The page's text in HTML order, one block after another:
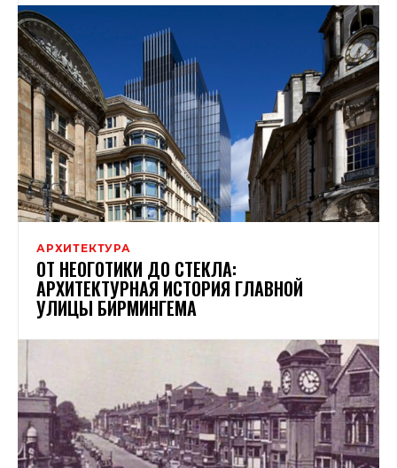
АРХИТЕКТУРА
ОТ НЕОГОТИКИ ДО СТЕКЛА:
АРХИТЕКТУРНАЯ ИСТОРИЯ ГЛАВНОЙ
УЛИЦЫ БИРМИНГЕМА